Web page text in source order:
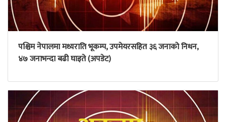
पश्चिम नेपालमा मध्यराति भूकम्प, उपमेयरसहित ३६ जनाको निधन,
४७ जनाभन्दा बढी घाइते (अपडेट)